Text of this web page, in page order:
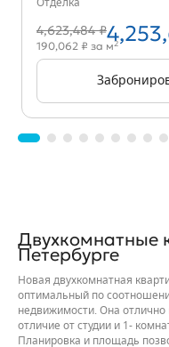
Отделка
4,623,484 ₽
190,062 ₽ за м2
Двухкомнатные
Петербурге
Новая двухкомнатная
оптимальный по
недвижимости. Она отлично
отличие от студии и 1-
Планировка и площадь